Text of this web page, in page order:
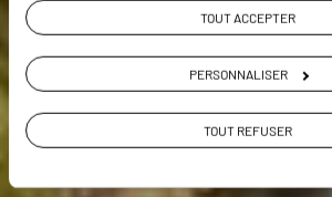
TOUT ACCEPTER
PERSONNALISER
TOUT REFUSER
VOIR NOS 6 IDÉES DE VOYAGE AU